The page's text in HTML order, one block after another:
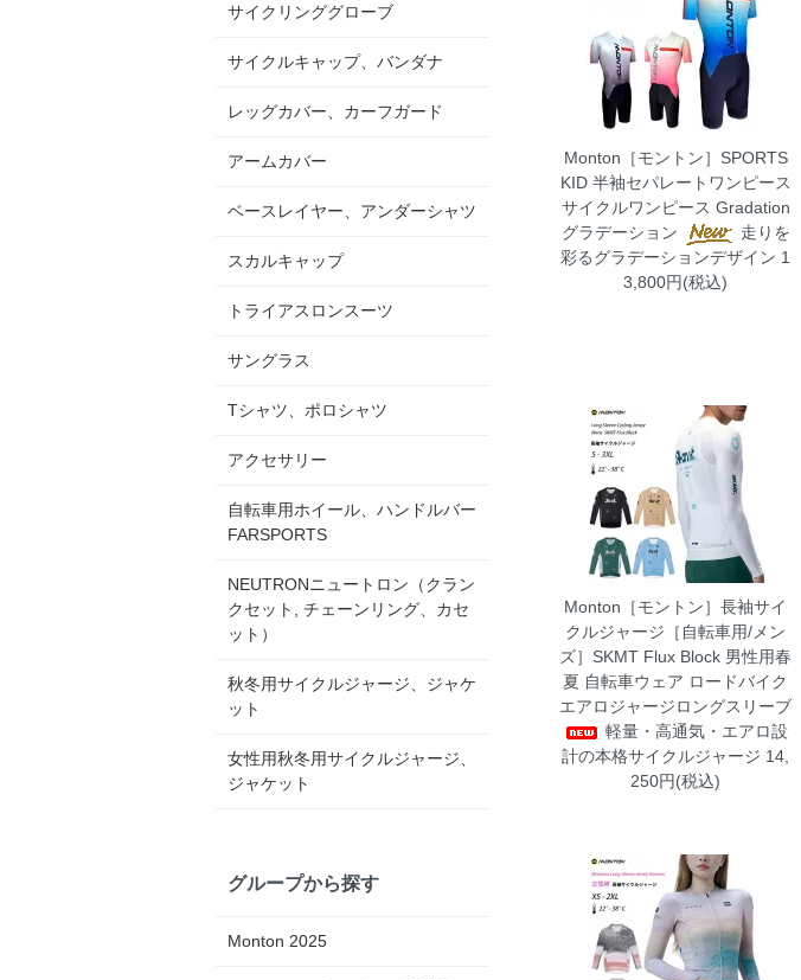
Monton［モントン］SPORTS
KID 半袖セパレートワンピース
サイクルワンピース Gradation
グラデーション
走りを
彩るグラデーションデザイン 1
3,800円(税込)
Monton［モントン］長袖サイ
クルジャージ［自転車用/メン
ズ］SKMT Flux Block 男性用春
夏 自転車ウェア ロードバイク
エアロジャージロングスリーブ
軽量・高通気・エアロ設
計の本格サイクルジャージ 14,
250円(税込)
サイクリンググローブ
サイクルキャップ、バンダナ
レッグカバー、カーフガード
アームカバー
ベースレイヤー、アンダーシャツ
スカルキャップ
トライアスロンスーツ
サングラス
Tシャツ、ポロシャツ
アクセサリー
自転車用ホイール、ハンドルバー
FARSPORTS
NEUTRONニュートロン（クラン
クセット, チェーンリング、カセ
ット）
秋冬用サイクルジャージ、ジャケ
ット
女性用秋冬用サイクルジャージ、
ジャケット
グループから探す
Monton 2025